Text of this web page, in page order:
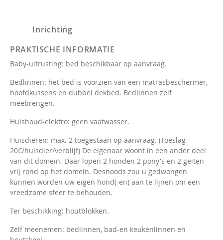
Inrichting
PRAKTISCHE INFORMATIE
Baby-uitrusting: bed beschikbaar op aanvraag.
Bedlinnen: het bed is voorzien van een matrasbeschermer,
hoofdkussens en dubbel dekbed. Bedlinnen zelf
meebrengen.
Huishoud-elektro: geen vaatwasser.
Huisdieren: max. 2 toegestaan op aanvraag. (Toeslag
20€/huisdier/verblijf) De eigenaar woont in een ander deel
van dit domein. Daar lopen 2 honden 2 pony's en 2 geiten
vrij rond op het domein. Desnoods zou u gedwongen
kunnen worden uw eigen hond(-en) aan te lijnen om een
vreedzame sfeer te behouden.
Ter beschikking: houtblokken.
Zelf meenemen: bedlinnen, bad-en keukenlinnen en